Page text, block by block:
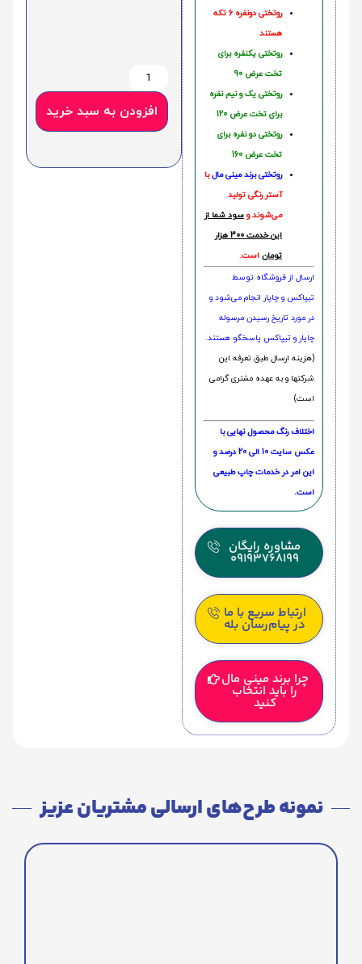
روتختی دونفره 6 تکه
هستند
روتختی یکنفره برای
تخت عرض 90
روتختی یک و نیم نفره
برای تخت عرض 120
روتختی دو نفره برای
تخت عرض 160
روتختی‌ برند مینی مالبا
آستر رنگی تولید
می‌شوند و سود شما از
این خدمت 300 هزار
تومان است.
ارسال از فروشگاه توسط
تیپاکس و چاپار انجام می‌شود و
در مورد تاریخ رسیدن مرسوله
چاپار و تیپاکس پاسخگو هستند.
(هزینه ارسال طبق تعرفه این
شرکتها و به عهده مشتری گرامی
است)
اختلاف رنگ محصول نهایی با
عکس سایت 10 الی 20 درصد و
این امر در خدمات چاپ طبیعی
است.
مشاوره رایگان
09193768199
ارتباط سریع با ما
در پیام‌رسان بله
چرا برند مینی مال
را باید انتخاب
کنید
افزودن به سبد خرید
نمونه طرح‌های ارسالی مشتریان عزیز